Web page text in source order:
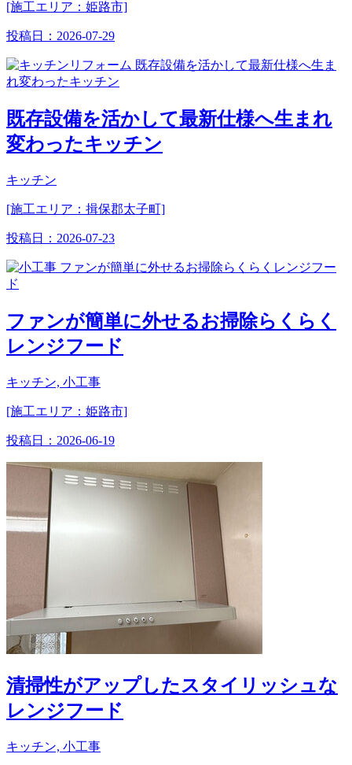
[施工エリア：姫路市]
投稿日： 2026-07-29
既存設備を活かして最新仕様へ生まれ
変わったキッチン
キッチン
[施工エリア：揖保郡太子町]
投稿日： 2026-07-23
ファンが簡単に外せるお掃除らくらく
レンジフード
キッチン, 小工事
[施工エリア：姫路市]
投稿日： 2026-06-19
清掃性がアップしたスタイリッシュな
レンジフード
キッチン, 小工事